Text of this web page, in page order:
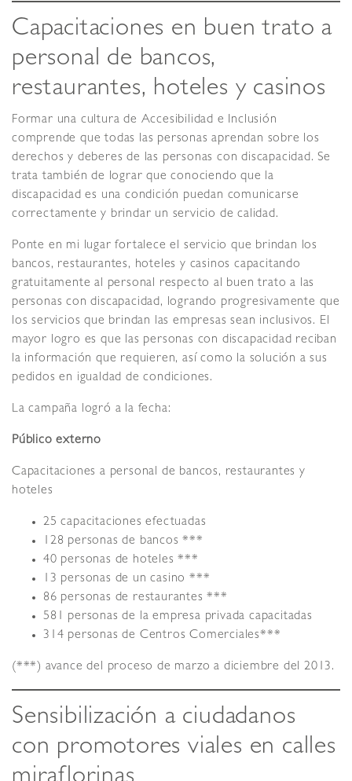
Capacitaciones en buen trato a
personal de bancos,
restaurantes, hoteles y casinos
Formar una cultura de Accesibilidad e Inclusión
comprende que todas las personas aprendan sobre los
derechos y deberes de las personas con discapacidad. Se
trata también de lograr que conociendo que la
discapacidad es una condición puedan comunicarse
correctamente y brindar un servicio de calidad.
Ponte en mi lugar fortalece el servicio que brindan los
bancos, restaurantes, hoteles y casinos capacitando
gratuitamente al personal respecto al buen trato a las
personas con discapacidad, logrando progresivamente que
los servicios que brindan las empresas sean inclusivos. El
mayor logro es que las personas con discapacidad reciban
la información que requieren, así como la solución a sus
pedidos en igualdad de condiciones.
La campaña logró a la fecha:
Público externo
Capacitaciones a personal de bancos, restaurantes y
hoteles
25 capacitaciones efectuadas
128 personas de bancos ***
40 personas de hoteles ***
13 personas de un casino ***
86 personas de restaurantes ***
581 personas de la empresa privada capacitadas
314 personas de Centros Comerciales***
(***) avance del proceso de marzo a diciembre del 2013.
Sensibilización a ciudadanos
con promotores viales en calles